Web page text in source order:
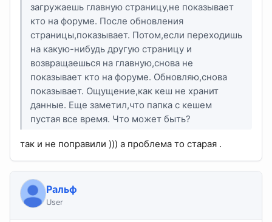
загружаешь главную страницу,не показывает
кто на форуме. После обновления
страницы,показывает. Потом,если переходишь
на какую-нибудь другую страницу и
возвращаешься на главную,снова не
показывает кто на форуме. Обновляю,снова
показывает. Ощущение,как кеш не хранит
данные. Еще заметил,что папка с кешем
пустая все время. Что может быть?
так и не поправили ))) а проблема то старая .
Ральф
User